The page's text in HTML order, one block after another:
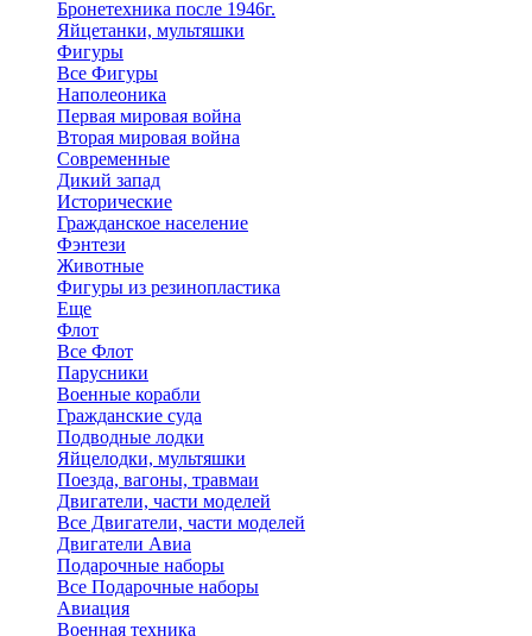
Бронетехника после 1946г.
Яйцетанки, мультяшки
Фигуры
Все Фигуры
Наполеоника
Первая мировая война
Вторая мировая война
Современные
Дикий запад
Исторические
Гражданское население
Фэнтези
Животные
Фигуры из резинопластика
Еще
Флот
Все Флот
Парусники
Военные корабли
Гражданские суда
Подводные лодки
Яйцелодки, мультяшки
Поезда, вагоны, травмаи
Двигатели, части моделей
Все Двигатели, части моделей
Двигатели Авиа
Подарочные наборы
Все Подарочные наборы
Авиация
Военная техника